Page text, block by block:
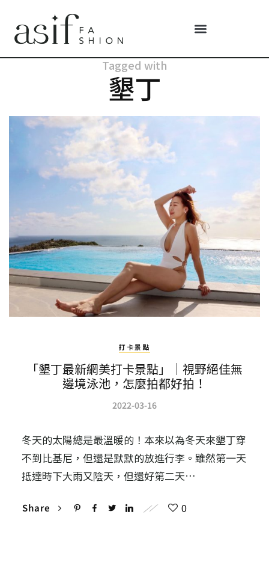
Tagged with
墾丁
打卡景點
「墾丁最新網美打卡景點」｜視野絕佳無
邊境泳池，怎麼拍都好拍！
2022-03-16
冬天的太陽總是最溫暖的！本來以為冬天來墾丁穿
不到比基尼，但還是默默的放進行李。雖然第一天
抵達時下大雨又陰天，但還好第二天…
Share 0